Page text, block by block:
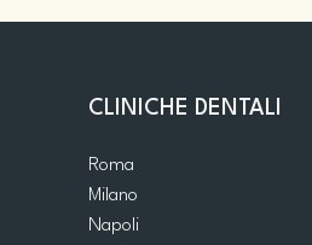
CLINICHE DENTALI
Roma
Milano
Napoli